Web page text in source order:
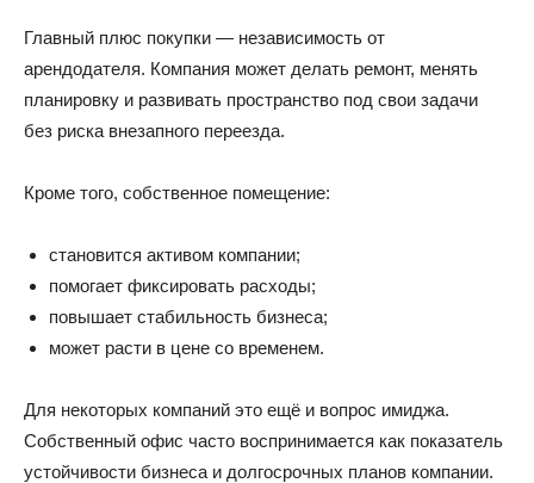
Главный плюс покупки — независимость от
арендодателя. Компания может делать ремонт, менять
планировку и развивать пространство под свои задачи
без риска внезапного переезда.
Кроме того, собственное помещение:
становится активом компании;
помогает фиксировать расходы;
повышает стабильность бизнеса;
может расти в цене со временем.
Для некоторых компаний это ещё и вопрос имиджа.
Собственный офис часто воспринимается как показатель
устойчивости бизнеса и долгосрочных планов компании.